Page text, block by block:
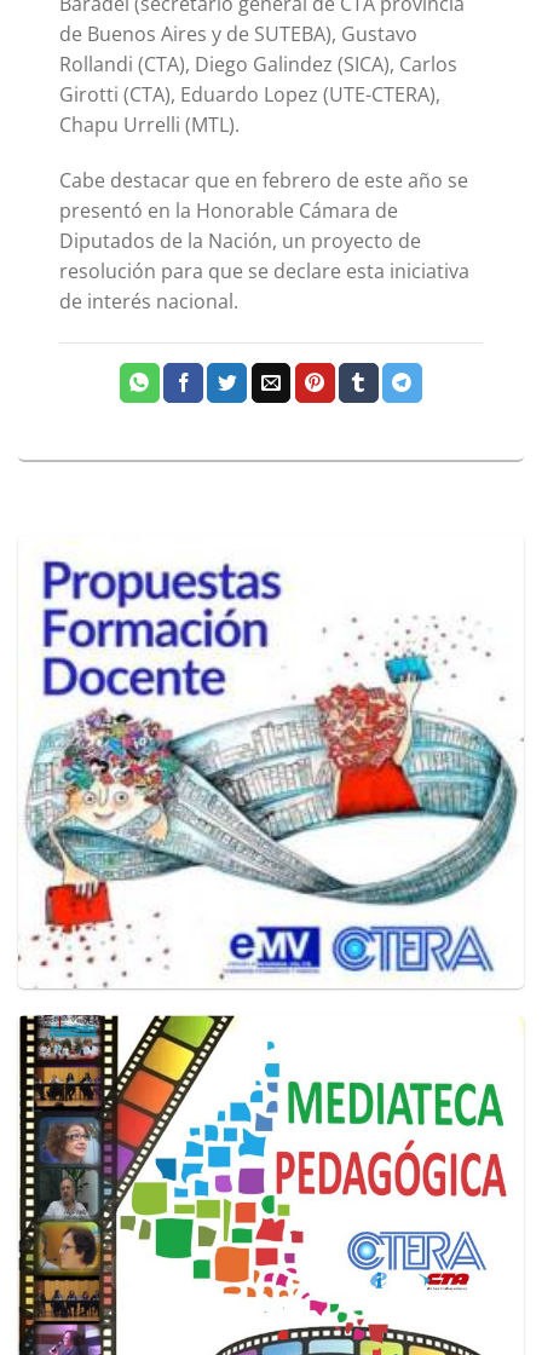
de Buenos Aires y de SUTEBA), Gustavo
Rollandi (CTA), Diego Galindez (SICA), Carlos
Girotti (CTA), Eduardo Lopez (UTE-CTERA),
Chapu Urrelli (MTL).
Cabe destacar que en febrero de este año se
presentó en la Honorable Cámara de
Diputados de la Nación, un proyecto de
resolución para que se declare esta iniciativa
de interés nacional.